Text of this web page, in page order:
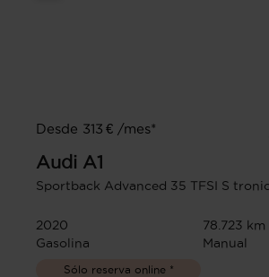
Desde 313 € /mes*
Audi A1
Sportback Advanced 35 TFSI S tronic
2020
78.723 km
Gasolina
Manual
Sólo reserva online *